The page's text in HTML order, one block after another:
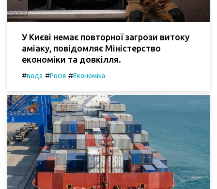
У Києві немає повторної загрози витоку
аміаку, повідомляє Міністерство
економіки та довкілля.
#вода #Росія #Економіка